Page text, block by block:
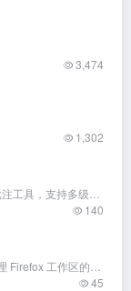
3,474
1,302
140
45